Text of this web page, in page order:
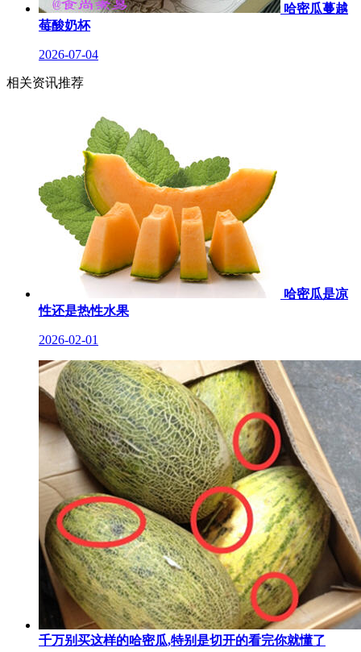
哈密瓜蔓越
莓酸奶杯
2026-07-04
相关资讯推荐
哈密瓜是凉
性还是热性水果
2026-02-01
千万别买这样的哈密瓜,特别是切开的看完你就懂了